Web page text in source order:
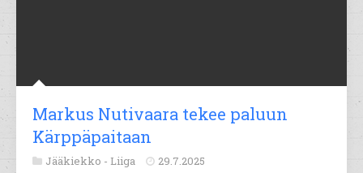
Markus Nutivaara tekee paluun
Kärppäpaitaan
Jääkiekko - Liiga 29.7.2025